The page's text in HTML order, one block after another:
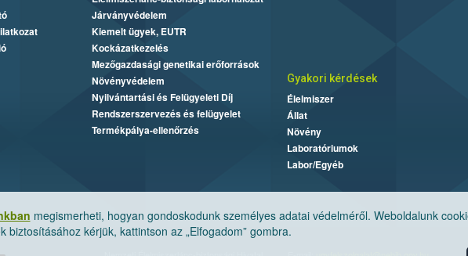
megismerheti, hogyan gondoskodunk személyes adatai védelméről. Weboldalunk
biztosításához kérjük, kattintson az „Elfogadom” gombra.
Járványvédelem
Kiemelt ügyek, EUTR
Kockázatkezelés
Mezőgazdasági genetikai erőforrások
Növényvédelem
Nyilvántartási és Felügyeleti Díj
Rendszerszervezés és felügyelet
Termékpálya-ellenőrzés
Gyakori kérdések
Élelmiszer
Állat
Növény
Laboratóriumok
Labor/Egyéb